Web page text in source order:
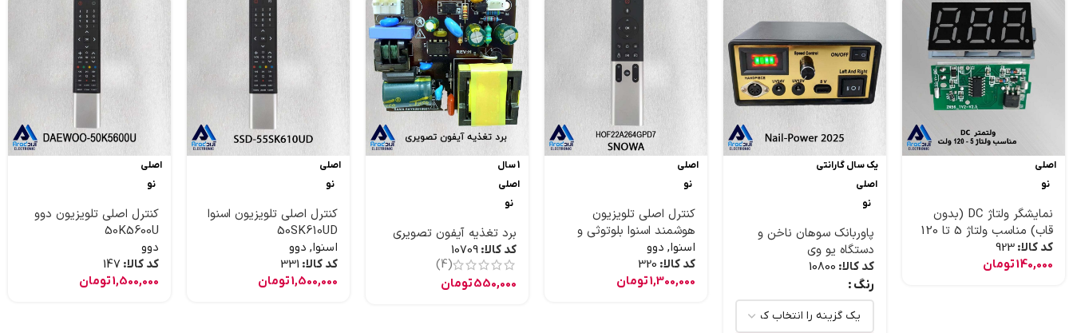
اصلی
نو
نمایشگر ولتاژ DC (بدون
قاب) مناسب ولتاژ 5 تا 120
ولت
کد کالا: 923
140,000تومان
یک سال گارانتی
اصلی
نو
پاوربانک سوهان ناخن و
دستگاه یو وی
کد کالا: 10800
رنگ
اصلی
نو
کنترل اصلی تلویزیون
هوشمند اسنوا بلوتوثی و
موس دار و جستجوی صوتی
اسنوا, دوو
کد کالا: 320
1,300,000تومان
1 سال
اصلی
نو
برد تغذیه آیفون تصویری
کد کالا: 10709
(4)
550,000تومان
اصلی
نو
کنترل اصلی تلویزیون اسنوا
50SK610UD
اسنوا, دوو
کد کالا: 331
1,500,000تومان
اصلی
نو
کنترل اصلی تلویزیون دوو
50K5600U
دوو
کد کالا: 147
1,500,000تومان